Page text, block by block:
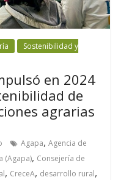
Sostenibilidad y
en 2024
de
agrarias
Agapa,Agencia de
(Agapa), Consejería de
, CreceA, desarrollo rural,